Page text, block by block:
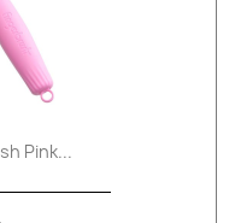
Pink...